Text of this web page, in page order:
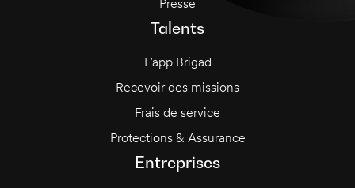
Presse
Talents
L’app Brigad
Recevoir des missions
Frais de service
Protections & Assurance
Entreprises